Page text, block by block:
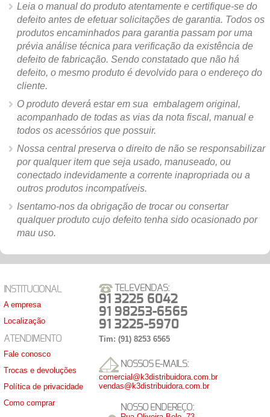
Leia o manual do produto atentamente e certifique-se do
defeito antes de efetuar solicitações de garantia. Todos os
produtos encaminhados para garantia passam por uma
prévia análise técnica para verificação da existência de
defeito de fabricação. Sendo constatado que não há
defeito, o mesmo produto é devolvido para o endereço do
cliente.
O produto deverá estar em sua embalagem original,
acompanhado de todas as vias da nota fiscal, manual e
todos os acessórios que possuir.
Nossa central preserva o direito de não se responsabilizar
por qualquer item que seja usado, manuseado, ou
conectado indevidamente a corrente inapropriada ou a
outros produtos incompatíveis.
Isentamo-nos da obrigação de trocar ou consertar
qualquer produto cujo defeito tenha sido ocasionado por
mau uso.
INSTITUCIONAL
A empresa
Localização
ATENDIMENTO
Fale conosco
Trocas e devoluções
Política de privacidade
Como comprar
TELEVENDAS:
91 3225 6042
91 98253-6565
91 3225-5970
Tim: (91) 8253 6565
NOSSOS E-MAILS:
comercial@k3distribuidora.com.br
vendas@k3distribuidora.com.br
NOSSO ENDEREÇO: